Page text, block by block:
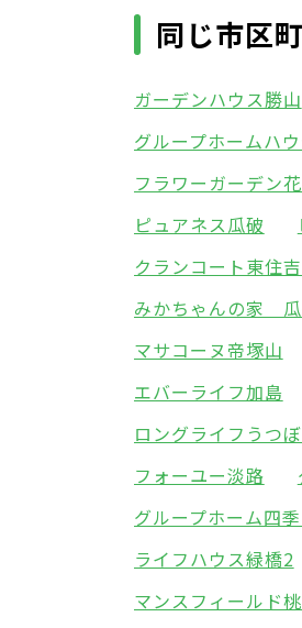
同じ市区
ガーデンハウス勝山
グループホームハ
フラワーガーデン
ピュアネス瓜破
クランコート東住
みかちゃんの家
マサコーヌ帝塚山
エバーライフ加島
ロングライフうつ
フォーユー淡路
グループホーム四
ライフハウス緑橋2
マンスフィールド